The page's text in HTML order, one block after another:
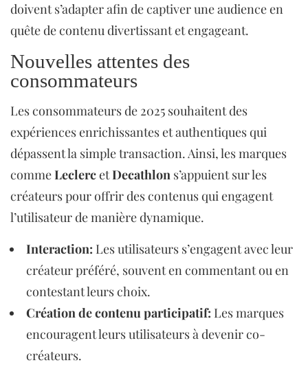
doivent s’adapter afin de captiver une audience en
quête de contenu divertissant et engageant.
Nouvelles attentes des
consommateurs
Les consommateurs de 2025 souhaitent des
expériences enrichissantes et authentiques qui
dépassent la simple transaction. Ainsi, les marques
commeLeclercetDecathlon s’appuient sur les
créateurs pour offrir des contenus qui engagent
l’utilisateur de manière dynamique.
Interaction: Les utilisateurs s’engagent avec leur
créateur préféré, souvent en commentant ou en
contestant leurs choix.
Création de contenu participatif: Les marques
encouragent leurs utilisateurs à devenir co-
créateurs.